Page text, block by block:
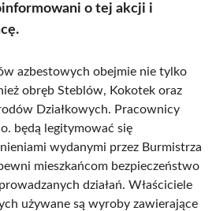
o tej akcji i
azbestowych obejmie nie tylko
obręb Steblów, Kokotek oraz
Działkowych. Pracownicy
będą legitymować się
wydanymi przez Burmistrza
mieszkańcom bezpieczeństwo
działań. Właściciele
używane są wyroby zawierające